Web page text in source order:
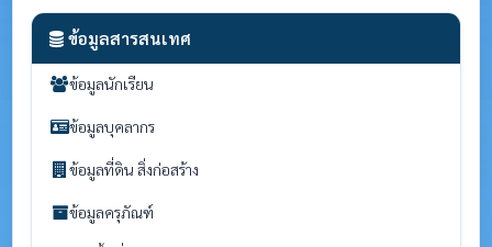
ข้อมูลสารสนเทศ
ข้อมูลนักเรียน
ข้อมูลบุคลากร
ข้อมูลที่ดิน สิ่งก่อสร้าง
ข้อมูลครุภัณฑ์